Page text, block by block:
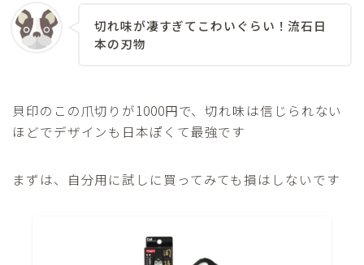
切れ味が凄すぎてこわいぐらい！流石日
本の刃物
貝印のこの爪切りが1000円で、切れ味は信じられない
ほどでデザインも日本ぽくて最強です
まずは、自分用に試しに買ってみても損はしないです